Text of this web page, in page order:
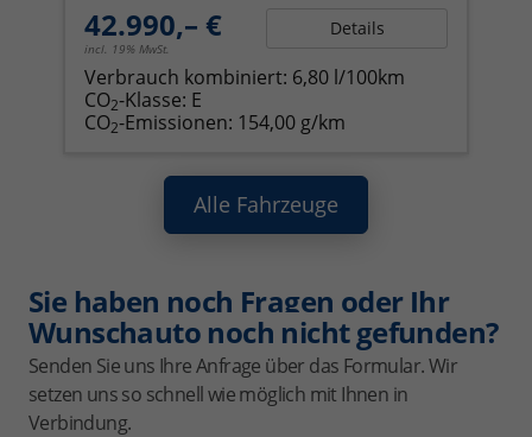
42.990,– €
incl. 19% MwSt.
Details
Verbrauch kombiniert: 6,80 l/100km
CO2-Klasse: E
CO2-Emissionen: 154,00 g/km
Alle Fahrzeuge
Sie haben noch Fragen oder Ihr
Wunschauto noch nicht gefunden?
Senden Sie uns Ihre Anfrage über das Formular. Wir
setzen uns so schnell wie möglich mit Ihnen in
Verbindung.